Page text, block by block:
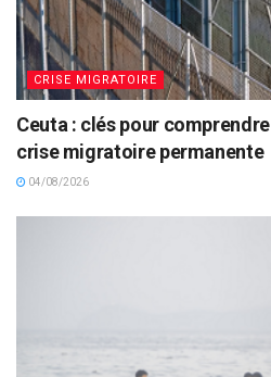
CRISE MIGRATOIRE
Ceuta : clés pour
crise migratoire permanente
04/08/2026